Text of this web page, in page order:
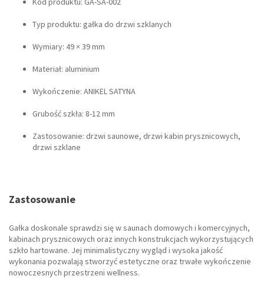
Typ produktu: gałka do drzwi szklanych
Wymiary: 49 × 39 mm
Materiał: aluminium
Wykończenie: ANIKEL SATYNA
Grubość szkła: 8-12 mm
Zastosowanie: drzwi saunowe, drzwi kabin prysznicowych,
drzwi szklane
Zastosowanie
Gałka doskonale sprawdzi się w saunach domowych i komercyjnych,
kabinach prysznicowych oraz innych konstrukcjach wykorzystujących
szkło hartowane. Jej minimalistyczny wygląd i wysoka jakość
wykonania pozwalają stworzyć estetyczne oraz trwałe wykończenie
nowoczesnych przestrzeni wellness.